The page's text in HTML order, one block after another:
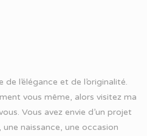
de l’élégance et de l’originalité.
vous même, alors visitez ma
Vous avez envie d’un projet
naissance, une occasion